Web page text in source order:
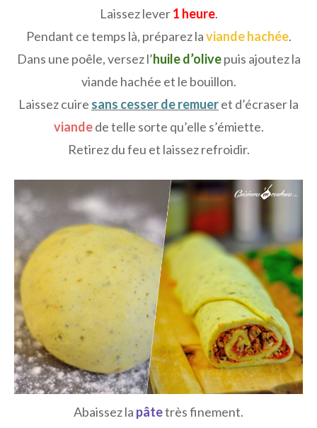
Laissez lever1 heure.
Pendant ce temps là, préparez laviande hachée.
Dans une poêle, versez l’huile d’olivepuis ajoutez la
viande hachée et le bouillon.
Laissez cuire sans cesser de remueret d’écraser la
viandede telle sorte qu’elle s’émiette.
Retirez du feu et laissez refroidir.
Abaissez la pâtetrès finement.